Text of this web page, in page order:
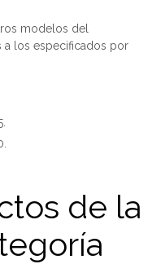
modelos del
a los especificados por
de la